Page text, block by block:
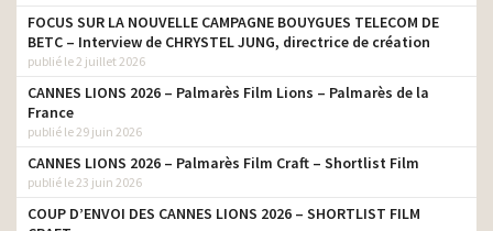
FOCUS SUR LA NOUVELLE CAMPAGNE BOUYGUES TELECOM DE
BETC – Interview de CHRYSTEL JUNG, directrice de création
publié le 2 juillet 2026
CANNES LIONS 2026 – Palmarès Film Lions – Palmarès de la
France
publié le 29 juin 2026
CANNES LIONS 2026 – Palmarès Film Craft – Shortlist Film
publié le 23 juin 2026
COUP D’ENVOI DES CANNES LIONS 2026 – SHORTLIST FILM